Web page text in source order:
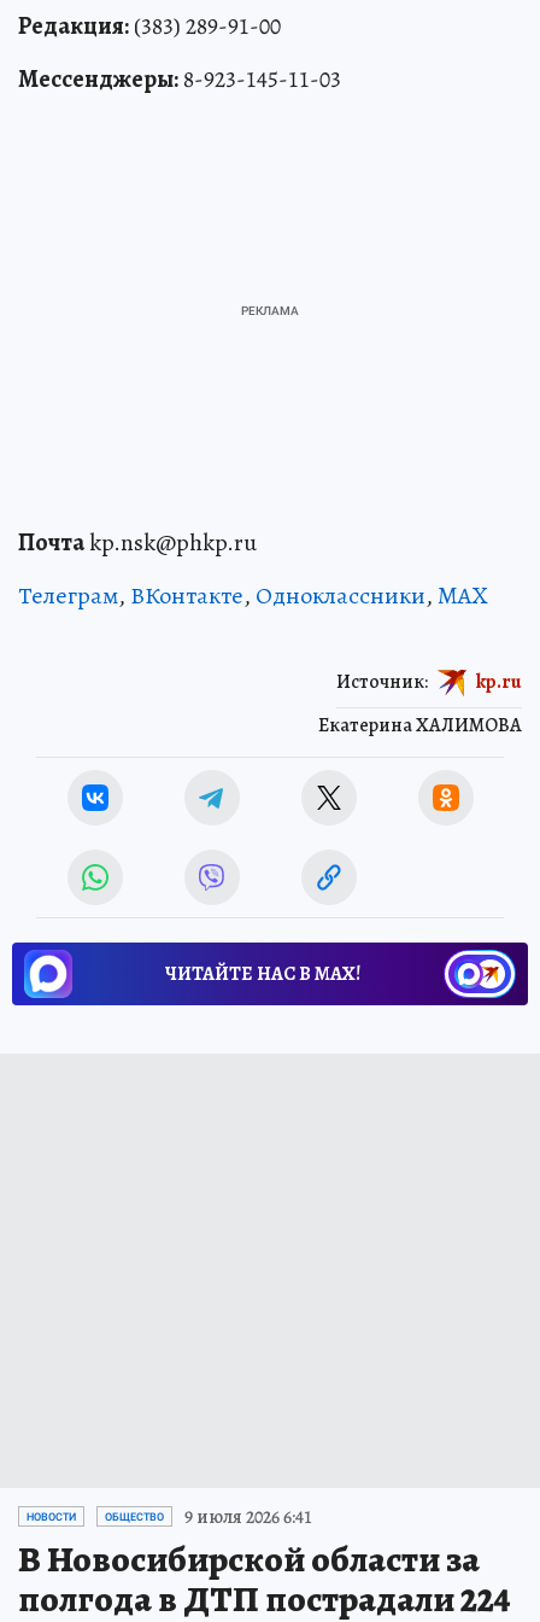
Редакция:(383) 289-91-00
Мессенджеры:8-923-145-11-03
Почтаkp.nsk@phkp.ru
Телеграм, ВКонтакте, Одноклассники,MAX
Екатерина ХАЛИМОВА
Источник: kp.ru
ЧИТАЙТЕ НАС В МАХ!
НОВОСТИ ОБЩЕСТВО 9 июля 2026 6:41
В Новосибирской области за
полгода в ДТП пострадали 224